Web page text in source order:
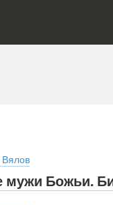
мужи Божьи.